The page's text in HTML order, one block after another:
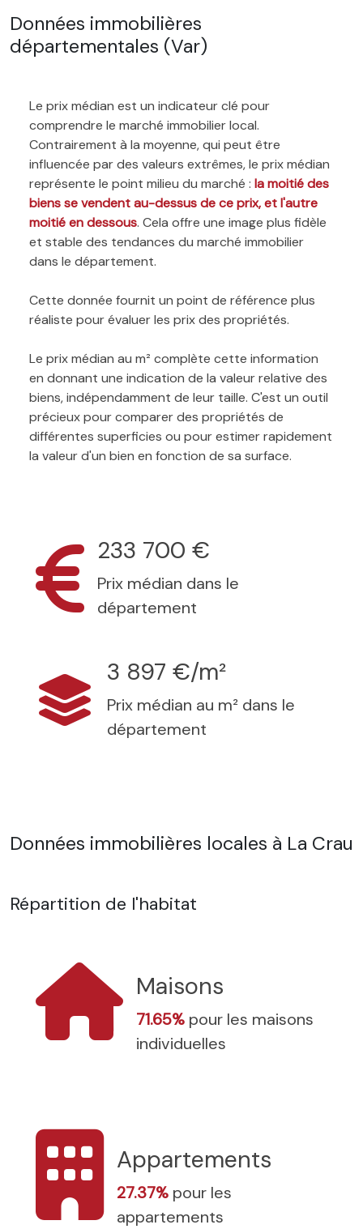
Données immobilières
départementales (Var)
Le prix médian est un indicateur clé pour
comprendre le marché immobilier local.
Contrairement à la moyenne, qui peut être
influencée par des valeurs extrêmes, le prix médian
représente le point milieu du marché : la moitié des
biens se vendent au-dessus de ce prix, et l'autre
moitié en dessous. Cela offre une image plus fidèle
et stable des tendances du marché immobilier
dans le département.
Cette donnée fournit un point de référence plus
réaliste pour évaluer les prix des propriétés.
Le prix médian au m² complète cette information
en donnant une indication de la valeur relative des
biens, indépendamment de leur taille. C'est un outil
précieux pour comparer des propriétés de
différentes superficies ou pour estimer rapidement
la valeur d'un bien en fonction de sa surface.
233 700 €
Prix médian dans le
département
3 897 €/m²
Prix médian au m² dans le
département
Données immobilières locales à La Crau
Répartition de l'habitat
Maisons
71.65% pour les maisons
individuelles
Appartements
27.37% pour les
appartements